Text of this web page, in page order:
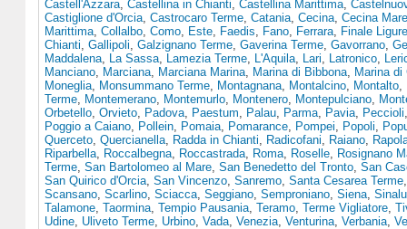
Castell'Azzara, Castellina in Chianti, Castellina Marittima,
Castiglione d'Orcia, Castrocaro Terme, Catania, Cecina, Cecina Mare
Marittima, Collalbo, Como, Este, Faedis, Fano, Ferrara, Finale Ligure
Chianti, Gallipoli, Galzignano Terme, Gaverina Terme, Gavorrano,
Maddalena, La Sassa, Lamezia Terme, L'Aquila, Lari, Latronico,
Manciano, Marciana, Marciana Marina, Marina di Bibbona, Marina di
Moneglia, Monsummano Terme, Montagnana, Montalcino, Montalto,
Terme, Montemerano, Montemurlo, Montenero, Montepulciano,
Orbetello, Orvieto, Padova, Paestum, Palau, Parma, Pavia, Peccioli
Poggio a Caiano, Pollein, Pomaia, Pomarance, Pompei, Popoli,
Querceto, Quercianella, Radda in Chianti, Radicofani, Raiano,
Riparbella, Roccalbegna, Roccastrada, Roma, Roselle, Rosignano
Terme, San Bartolomeo al Mare, San Benedetto del Tronto, San
San Quirico d'Orcia, San Vincenzo, Sanremo, Santa Cesarea Terme
Scansano, Scarlino, Sciacca, Seggiano, Semproniano, Siena,
Talamone, Taormina, Tempio Pausania, Teramo, Terme Vigliatore,
Udine, Uliveto Terme, Urbino, Vada, Venezia, Venturina, Verbania,